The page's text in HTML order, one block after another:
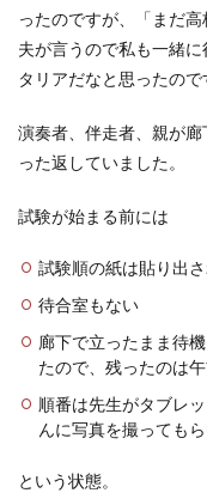
ったのですが、「まだ
夫が言うので私も一緒
タリアだなと思ったので
演奏者、伴走者、親が
った返していました。
試験が始まる前には
試験順の紙は貼り出
待合室もない
廊下で立ったまま待
たので、残ったのは午
順番は先生がタブレ
んに写真を撮っても
という状態。